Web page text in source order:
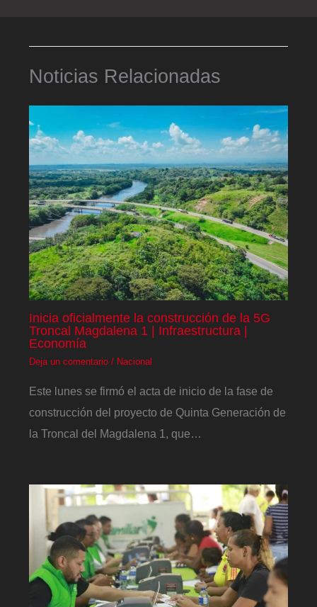
Noticias Relacionadas
Inicia oficialmente la construcción de la 5G
Troncal Magdalena 1 | Infraestructura |
Economía
Deja un comentario / Nacional
Este lunes se firmó el acta de inicio de la fase de
construcción del proyecto de Quinta Generación de
la Troncal del Magdalena 1, que…